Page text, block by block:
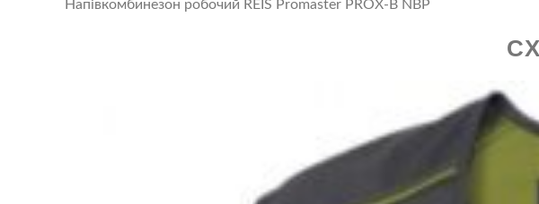
Напівкомбинезон робочий REIS Promaster PROX-B NBP